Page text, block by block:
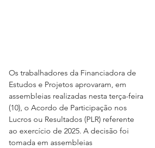
Os trabalhadores da Financiadora de
Estudos e Projetos aprovaram, em
assembleias realizadas nesta terça-feira
(10), o Acordo de Participação nos
Lucros ou Resultados (PLR) referente
ao exercício de 2025. A decisão foi
tomada em assembleias